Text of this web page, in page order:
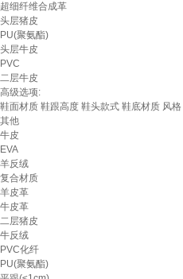
超细纤维合成革
头层猪皮
PU(聚氨酯)
头层牛皮
PVC
二层牛皮
高级选项:
鞋面材质 鞋跟高度 鞋头款式 鞋底材质 风格
其他
牛皮
EVA
羊反绒
复合材质
羊皮革
牛皮革
二层猪皮
牛反绒
PVC化纤
PU(聚氨酯)